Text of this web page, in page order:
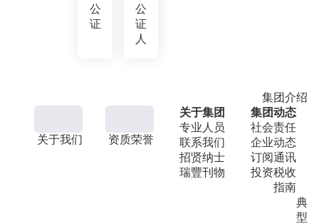
公
证
公
证
人
集团介绍
关于我们 资质荣誉
关于集团
专业人员
联系我们
招贤纳士
瑞豐刊物
集团动态
社会责任
企业动态
订阅通讯
投资税收
指南
典
型